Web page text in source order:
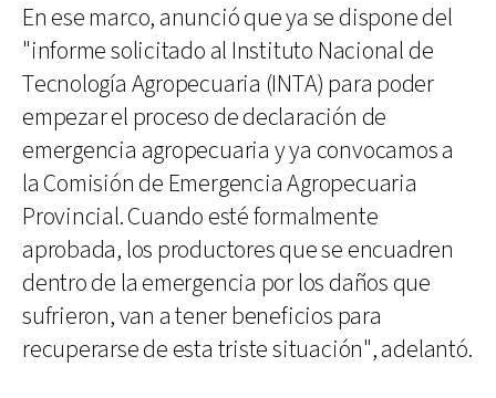
En ese marco, anunció que ya se dispone del
"informe solicitado al Instituto Nacional de
Tecnología Agropecuaria (INTA) para poder
empezar el proceso de declaración de
emergencia agropecuaria y ya convocamos a
la Comisión de Emergencia Agropecuaria
Provincial. Cuando esté formalmente
aprobada, los productores que se encuadren
dentro de la emergencia por los daños que
sufrieron, van a tener beneficios para
recuperarse de esta triste situación", adelantó.